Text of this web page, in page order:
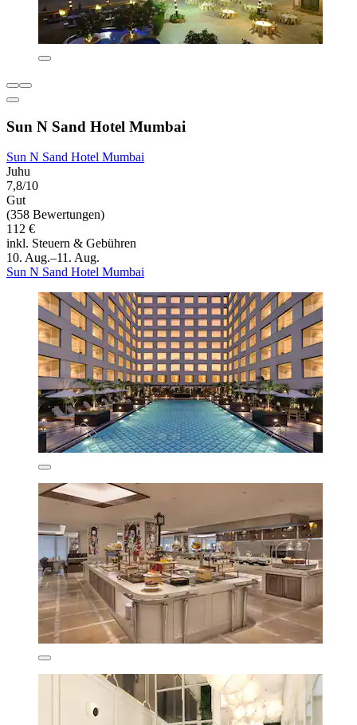
Sun N Sand Hotel Mumbai
Sun N Sand Hotel Mumbai
Juhu
7,8/10
Gut
(358 Bewertungen)
112 €
inkl. Steuern & Gebühren
10. Aug.–11. Aug.
Sun N Sand Hotel Mumbai